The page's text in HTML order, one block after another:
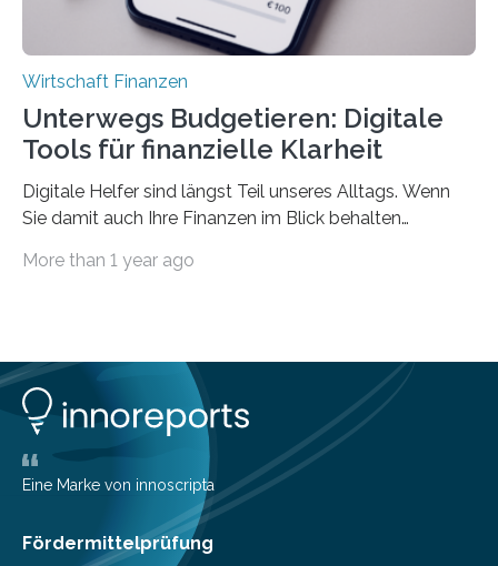
Wirtschaft Finanzen
Unterwegs Budgetieren: Digitale
Tools für finanzielle Klarheit
Digitale Helfer sind längst Teil unseres Alltags. Wenn
Sie damit auch Ihre Finanzen im Blick behalten
die genau das ermöglichen: Sie helfen Ihnen, Ausgaben
Lösungen interessieren. 1. Multibanking-Tools: Alle
Konten auf einen Blick Viele Banken bieten bereits in
ihrem Online-Banking eine Multibanking-Funktion an,
mit der sich Konten bei anderen Banken…
More than 1 year ago
Eine Marke von innoscripta
Fördermittelprüfung